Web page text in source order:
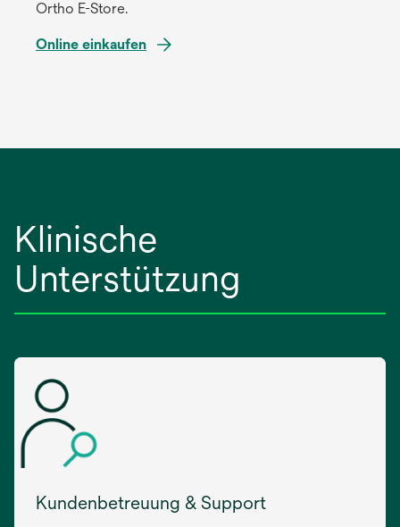
Ortho E-Store.
Online einkaufen
neuen
Klinische
Unterstützung
Kundenbetreuung & Support